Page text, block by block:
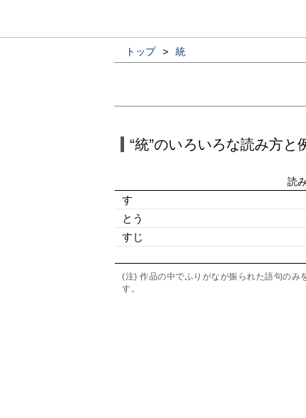
トップ > 統
“統”のいろいろな読み方と
読
す
とう
すじ
(注) 作品の中でふりがなが振られた語句のみ
す。